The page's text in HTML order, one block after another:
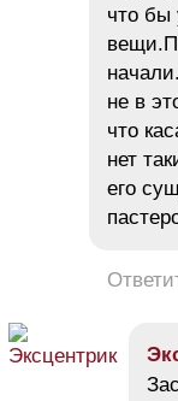
что бы
не в
что
нет
его